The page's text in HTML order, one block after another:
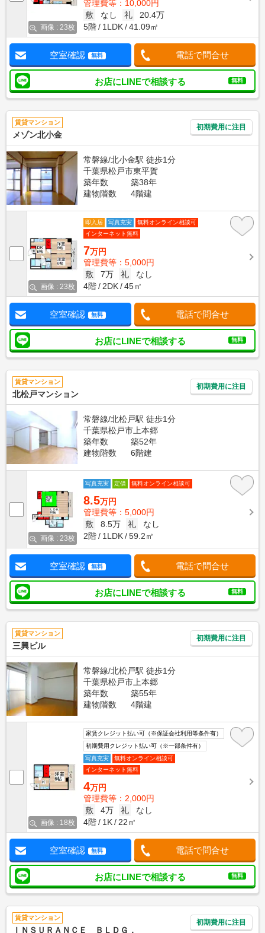
画像 : 23枚
管理費等：10,000円
敷
なし 礼
20.4万
5階
1LDK 41.09㎡
空室確認 無料 電話で問合せ
お店にLINEで相談する 無料
賃貸マンション
メゾン北小金
初期費用に注目
常磐線/北小金駅 徒歩1分
千葉県松戸市東平賀
築年数
築38年
建物階数
4階建
画像 : 23枚
即入居 写真充実
無料オンライン相談可
インターネット無料
7万円
管理費等：5,000円
敷
7万 礼
なし
4階
2DK 45㎡
空室確認 無料 電話で問合せ
お店にLINEで相談する 無料
賃貸マンション
北松戸マンション
初期費用に注目
常磐線/北松戸駅 徒歩1分
千葉県松戸市上本郷
築年数
築52年
建物階数
6階建
画像 : 23枚
写真充実 定借 無料オンライン相談可
8.5万円
管理費等：5,000円
敷
8.5万 礼
なし
2階
1LDK 59.2㎡
空室確認 無料 電話で問合せ
お店にLINEで相談する 無料
賃貸マンション
三興ビル
初期費用に注目
常磐線/北松戸駅 徒歩1分
千葉県松戸市上本郷
築年数
築55年
建物階数
4階建
画像 : 18枚
家賃クレジット払い可（※保証会社利用等条件有）
初期費用クレジット払い可（※一部条件有）
写真充実
無料オンライン相談可
インターネット無料
4万円
管理費等：2,000円
敷
4万 礼
なし
4階
1K 22㎡
空室確認 無料 電話で問合せ
お店にLINEで相談する 無料
賃貸マンション
ＩＮＳＵＲＡＮＣＥ ＢＬＤＧ．
初期費用に注目